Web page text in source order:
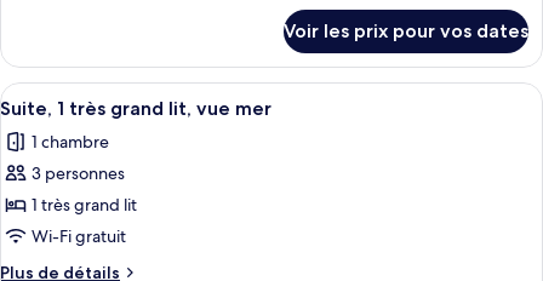
grand
lit
(View)
le
type
de
Chambre,
grand
lit
Voir les prix pour vos dates
Afficher
toutes
les
photos
pour
ce
type
Une chambre d’hôtel moderne
1
Suite, 1 très grand lit, vue mer
1 chambre
3 personnes
1 très grand lit
Wi-Fi gratuit
Plus de détails
Plus